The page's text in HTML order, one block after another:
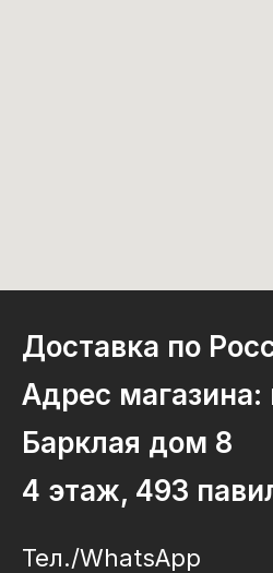
Доставка по
Адрес магазина:
Барклая дом 8
4 этаж, 493
Тел./WhatsApp